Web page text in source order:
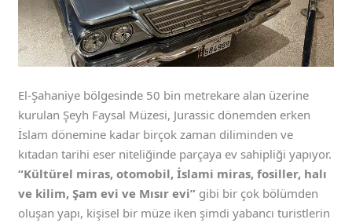
El-Şahaniye bölgesinde 50 bin metrekare alan üzerine
kurulan Şeyh Faysal Müzesi, Jurassic dönemden erken
İslam dönemine kadar birçok zaman diliminden ve
kıtadan tarihi eser niteliğinde parçaya ev sahipliği yapıyor.
“Kültürel miras, otomobil, İslami miras, fosiller, halı
ve kilim, Şam evi ve Mısır evi” gibi bir çok bölümden
oluşan yapı, kişisel bir müze iken şimdi yabancı turistlerin